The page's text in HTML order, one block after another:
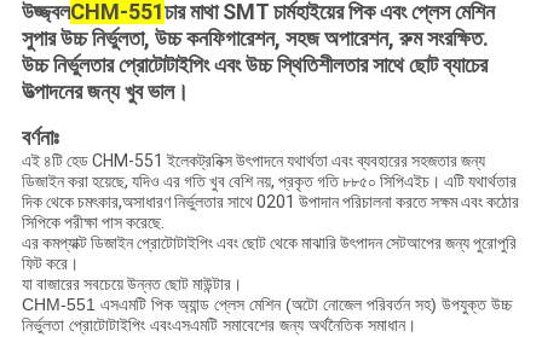
উজ্জ্বলCHM-551চার মাথা SMT চার্মহাইয়ের পিক এবং প্লেস মেশিন
সুপার উচ্চ নির্ভুলতা, উচ্চ কনফিগারেশন, সহজ অপারেশন, রুম সংরক্ষিত.
উচ্চ নির্ভুলতার প্রোটোটাইপিং এবং উচ্চ স্থিতিশীলতার সাথে ছোট ব্যাচের
উত্পাদনের জন্য খুব ভাল।
বর্ণনাঃ
এই ৪টি হেড CHM-551 ইলেকট্রনিক্স উৎপাদনে যথার্থতা এবং ব্যবহারের সহজতার জন্য
ডিজাইন করা হয়েছে, যদিও এর গতি খুব বেশি নয়, প্রকৃত গতি ৮৮৫০ সিপিএইচ। এটি যথার্থতার
দিক থেকে চমৎকার,অসাধারণ নির্ভুলতার সাথে 0201 উপাদান পরিচালনা করতে সক্ষম এবং কঠোর
সিপিকে পরীক্ষা পাস করেছে.
এর কমপ্যাক্ট ডিজাইন প্রোটোটাইপিং এবং ছোট থেকে মাঝারি উৎপাদন সেটআপের জন্য পুরোপুরি
ফিট করে।
যা বাজারের সবচেয়ে উন্নত ছোট মাউন্টার।
CHM-551 এসএমটি পিক অ্যান্ড প্লেস মেশিন (অটো নোজেল পরিবর্তন সহ) উপযুক্ত উচ্চ
নির্ভুলতা প্রোটোটাইপিং এবংএসএমটি সমাবেশের জন্য অর্থনৈতিক সমাধান।